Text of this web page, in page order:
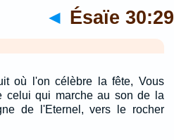
◄ Ésaïe 30:29
où l'on célèbre la fête, Vous
celui qui marche au son de la
de l'Eternel, vers le rocher